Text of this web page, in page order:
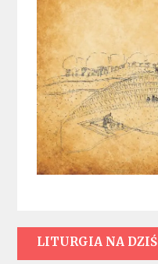
LITURGIA NA DZIŚ